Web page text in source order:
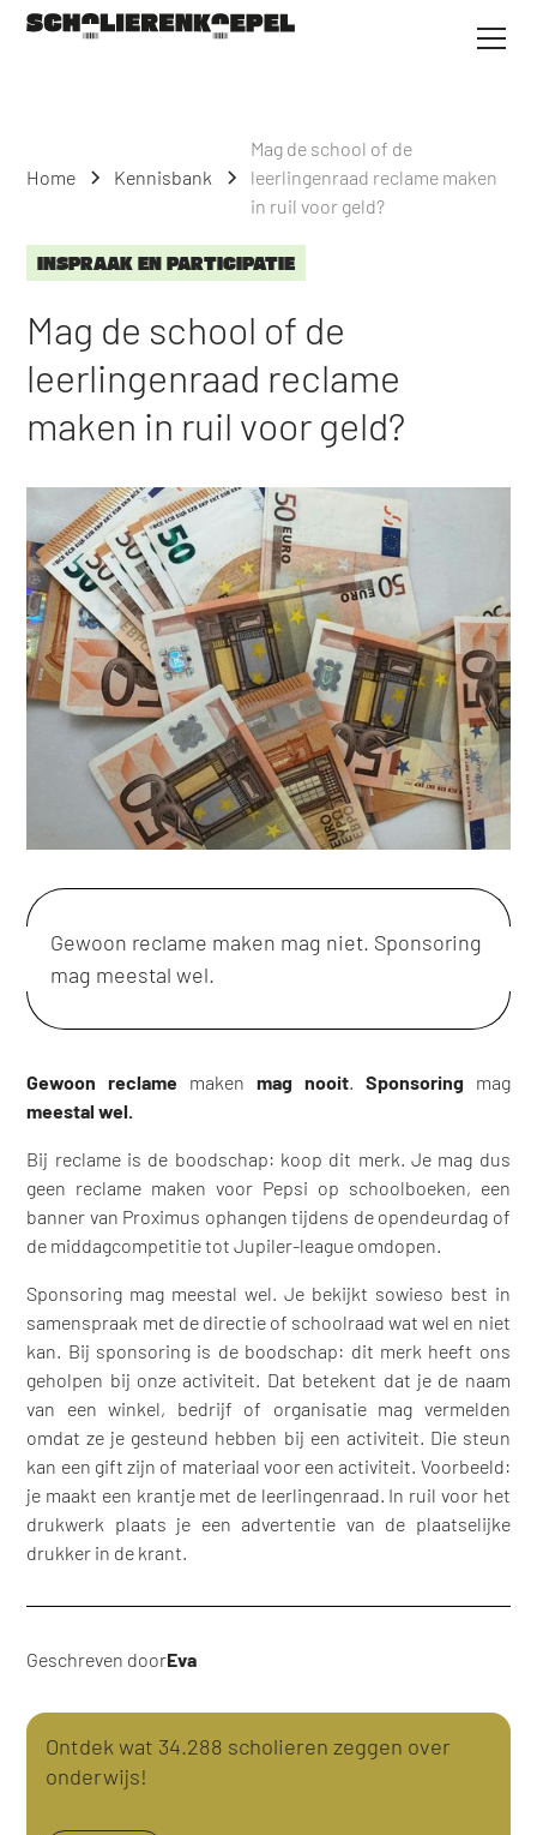
Home Kennisbank
Mag de school of de
leerlingenraad reclame maken
in ruil voor geld?
INSPRAAK EN PARTICIPATIE
Mag de school of de
leerlingenraad reclame
maken in ruil voor geld?
Gewoon reclame maken mag niet. Sponsoring
mag meestal wel.
Gewoon reclame makenmag nooit. Sponsoring mag
meestal wel.
Bij reclame is de boodschap: koop dit merk. Je mag dus
geen reclame maken voor Pepsi op schoolboeken, een
banner van Proximus ophangen tijdens de opendeurdag of
de middagcompetitie tot Jupiler-league omdopen.
Sponsoring mag meestal wel. Je bekijkt sowieso best in
samenspraak met de directie of schoolraad wat wel en niet
kan. Bij sponsoring is de boodschap: dit merk heeft ons
geholpen bij onze activiteit. Dat betekent dat je de naam
van een winkel, bedrijf of organisatie mag vermelden
omdat ze je gesteund hebben bij een activiteit. Die steun
kan een gift zijn of materiaal voor een activiteit. Voorbeeld:
je maakt een krantje met de leerlingenraad. In ruil voor het
drukwerk plaats je een advertentie van de plaatselijke
drukker in de krant.
Geschreven doorEva
Ontdek wat 34.288 scholieren zeggen over
onderwijs!